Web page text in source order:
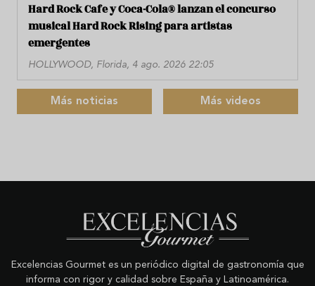
Hard Rock Cafe y Coca-Cola® lanzan el concurso
musical Hard Rock Rising para artistas
emergentes
HOLLYWOOD, Florida, 4 ago. 2026 22:05
Más noticias Más videos
Excelencias Gourmet es un periódico digital de gastronomía que
informa con rigor y calidad sobre España y Latinoamérica.